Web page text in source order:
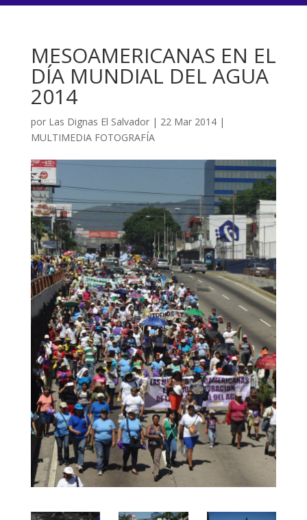
MESOAMERICANAS EN EL
DÍA MUNDIAL DEL AGUA
2014
por Las Dignas El Salvador| 22 Mar 2014|
MULTIMEDIA FOTOGRAFÍA